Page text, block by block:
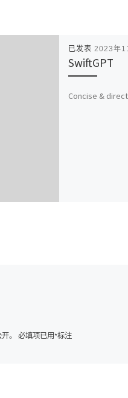
已发表 2023年
SwiftGPT
Concise &
。 必填项已用*标注